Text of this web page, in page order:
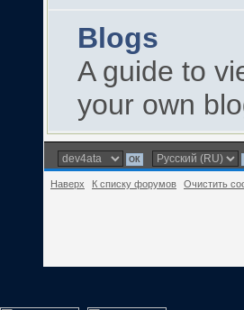
Blogs
A guide to
your own
Наверх К списку форумов Очистить